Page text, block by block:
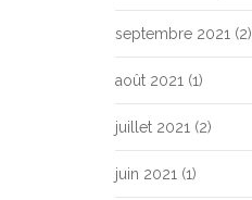
septembre 2021 (2)
août 2021 (1)
juillet 2021 (2)
juin 2021 (1)